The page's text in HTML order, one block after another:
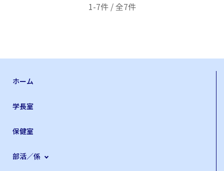
1-7件 / 全7件
ホーム
学長室
保健室
部活／係